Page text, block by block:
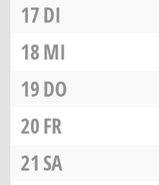
17DI
18MI
19DO
20FR
21 SA